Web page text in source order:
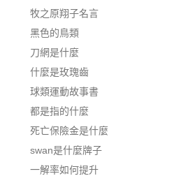
牧之原翔子名言
黑色的鳥類
刀網是什麼
什麼是玫瑰齒
球類運動故事書
都是指的什麼
死亡保險金是什麼
swan是什麼牌子
一解率如何提升